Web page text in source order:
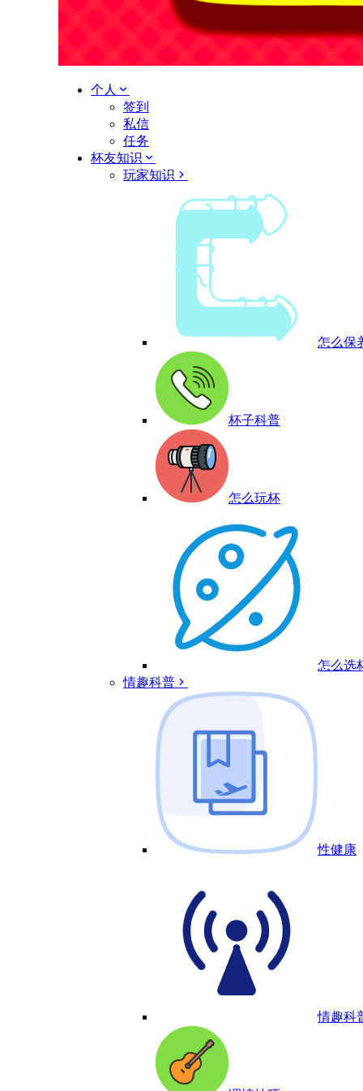
个人
签到
私信
任务
杯友知识
玩家知识
怎么保
杯子科普
怎么玩杯
怎么选
情趣科普
性健康
情趣科